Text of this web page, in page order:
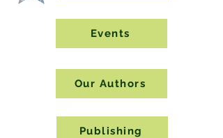
Events
Our Authors
Publishing